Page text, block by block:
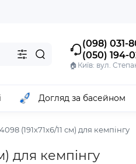
(098) 031-
(050) 194-
🏠Київ: вул.
Догляд за басейном
(191х71х6/11 см) для кемпінгу
для кемпінгу